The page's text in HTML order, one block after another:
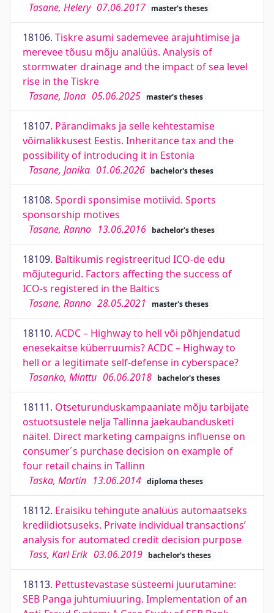
Tasane, Helery 07.06.2017 master's theses
18106. Tiskre asumi sademevee ärajuhtimise ja
merevee tõusu mõju analüüs. Analysis of
stormwater drainage and the impact of sea level
rise in the Tiskre
Tasane, Ilona 05.06.2025 master's theses
18107. Pärandimaks ja selle kehtestamise
võimalikkusest Eestis. Inheritance tax and the
possibility of introducing it in Estonia
Tasane, Janika 01.06.2026 bachelor's theses
18108. Spordi sponsimise motiivid. Sports
sponsorship motives
Tasane, Ranno 13.06.2016 bachelor's theses
18109. Baltikumis registreeritud ICO-de edu
mõjutegurid. Factors affecting the success of
ICO-s registered in the Baltics
Tasane, Ranno 28.05.2021 master's theses
18110. ACDC – Highway to hell või põhjendatud
enesekaitse küberruumis? ACDC – Highway to
hell or a legitimate self-defense in cyberspace?
Tasanko, Minttu 06.06.2018 bachelor's theses
18111. Otseturunduskampaaniate mõju tarbijate
ostuotsustele nelja Tallinna jaekaubandusketi
näitel. Direct marketing campaigns influense on
consumer´s purchase decision on example of
four retail chains in Tallinn
Taska, Martin 13.06.2014 diploma theses
18112. Eraisiku tehingute analüüs automaatseks
krediidiotsuseks. Private individual transactions’
analysis for automated credit decision purpose
Tass, Karl Erik 03.06.2019 bachelor's theses
18113. Pettustevastase süsteemi juurutamine:
SEB Panga juhtumiuuring. Implementation of an